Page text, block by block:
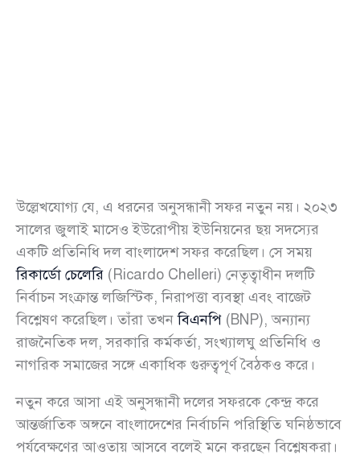
উল্লেখযোগ্য যে, এ ধরনের অনুসন্ধানী সফর নতুন নয়। ২০২৩
সালের জুলাই মাসেও ইউরোপীয় ইউনিয়নের ছয় সদস্যের
একটি প্রতিনিধি দল বাংলাদেশ সফর করেছিল। সে সময়
রিকার্ডো চেলেরি (Ricardo Chelleri) নেতৃত্বাধীন দলটি
নির্বাচন সংক্রান্ত লজিস্টিক, নিরাপত্তা ব্যবস্থা এবং বাজেট
বিশ্লেষণ করেছিল। তাঁরা তখনবিএনপি (BNP), অন্যান্য
রাজনৈতিক দল, সরকারি কর্মকর্তা, সংখ্যালঘু প্রতিনিধি ও
নাগরিক সমাজের সঙ্গে একাধিক গুরুত্বপূর্ণ বৈঠকও করে।
নতুন করে আসা এই অনুসন্ধানী দলের সফরকে কেন্দ্র করে
আন্তর্জাতিক অঙ্গনে বাংলাদেশের নির্বাচনি পরিস্থিতি ঘনিষ্ঠভাবে
পর্যবেক্ষণের আওতায় আসবে বলেই মনে করছেন বিশ্লেষকরা।